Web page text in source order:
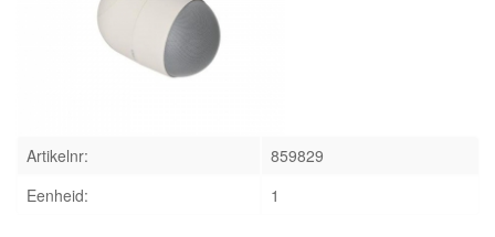
Artikelnr:
859829
Eenheid:
1